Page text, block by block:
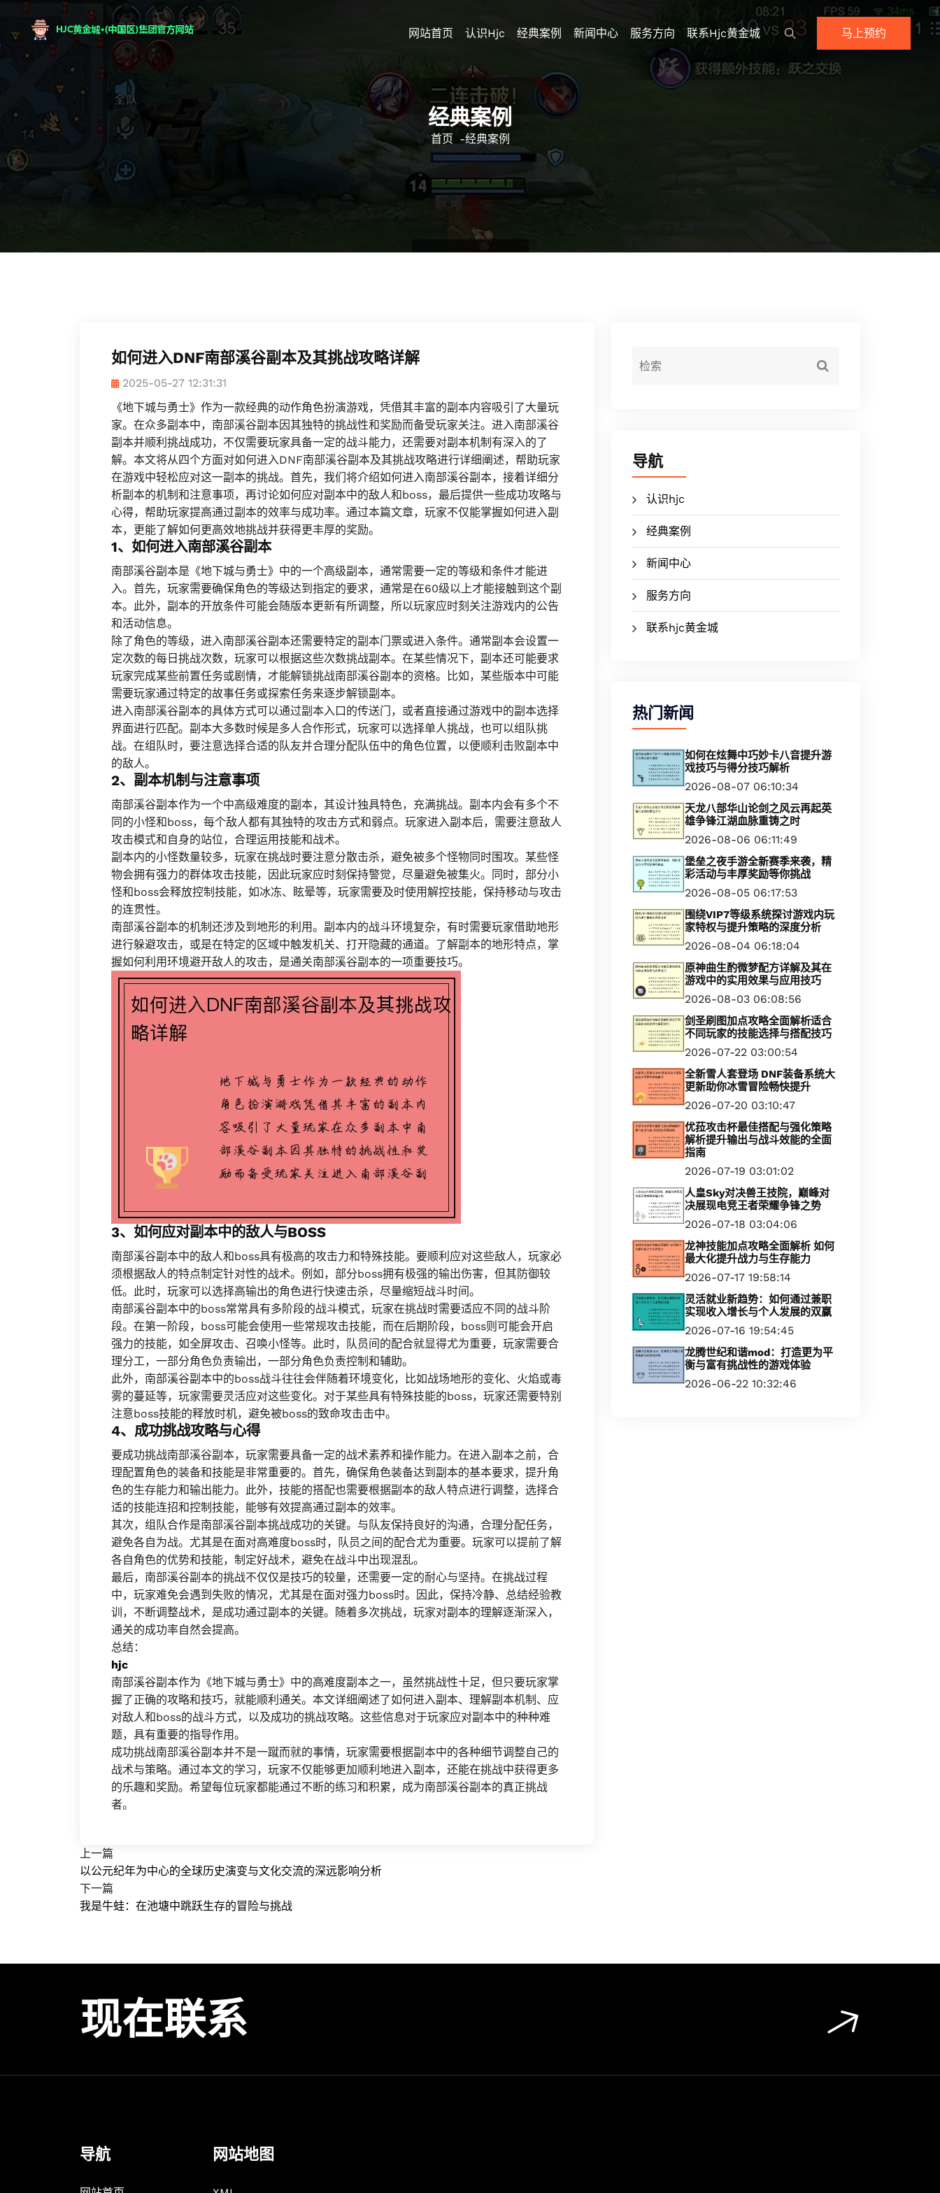
网站首页 认识hjc 经典案例 新闻中心 服务方向 联系hjc黄金城 马上预约
经典案例
首页 -经典案例
如何进入DNF南部溪谷副本及其挑战攻略详解
2025-05-27 12:31:31
《地下城与勇士》作为一款经典的动作角色扮演游戏，凭借其丰富的副本内容吸引了大量玩
家。在众多副本中，南部溪谷副本因其独特的挑战性和奖励而备受玩家关注。进入南部溪谷
副本并顺利挑战成功，不仅需要玩家具备一定的战斗能力，还需要对副本机制有深入的了
解。本文将从四个方面对如何进入DNF南部溪谷副本及其挑战攻略进行详细阐述，帮助玩家
在游戏中轻松应对这一副本的挑战。首先，我们将介绍如何进入南部溪谷副本，接着详细分
析副本的机制和注意事项，再讨论如何应对副本中的敌人和boss，最后提供一些成功攻略与
心得，帮助玩家提高通过副本的效率与成功率。通过本篇文章，玩家不仅能掌握如何进入副
本，更能了解如何更高效地挑战并获得更丰厚的奖励。
1、如何进入南部溪谷副本
南部溪谷副本是《地下城与勇士》中的一个高级副本，通常需要一定的等级和条件才能进
入。首先，玩家需要确保角色的等级达到指定的要求，通常是在60级以上才能接触到这个副
本。此外，副本的开放条件可能会随版本更新有所调整，所以玩家应时刻关注游戏内的公告
和活动信息。
除了角色的等级，进入南部溪谷副本还需要特定的副本门票或进入条件。通常副本会设置一
定次数的每日挑战次数，玩家可以根据这些次数挑战副本。在某些情况下，副本还可能要求
玩家完成某些前置任务或剧情，才能解锁挑战南部溪谷副本的资格。比如，某些版本中可能
需要玩家通过特定的故事任务或探索任务来逐步解锁副本。
进入南部溪谷副本的具体方式可以通过副本入口的传送门，或者直接通过游戏中的副本选择
界面进行匹配。副本大多数时候是多人合作形式，玩家可以选择单人挑战，也可以组队挑
战。在组队时，要注意选择合适的队友并合理分配队伍中的角色位置，以便顺利击败副本中
的敌人。
2、副本机制与注意事项
南部溪谷副本作为一个中高级难度的副本，其设计独具特色，充满挑战。副本内会有多个不
同的小怪和boss，每个敌人都有其独特的攻击方式和弱点。玩家进入副本后，需要注意敌人
攻击模式和自身的站位，合理运用技能和战术。
副本内的小怪数量较多，玩家在挑战时要注意分散击杀，避免被多个怪物同时围攻。某些怪
物会拥有强力的群体攻击技能，因此玩家应时刻保持警觉，尽量避免被集火。同时，部分小
怪和boss会释放控制技能，如冰冻、眩晕等，玩家需要及时使用解控技能，保持移动与攻击
的连贯性。
南部溪谷副本的机制还涉及到地形的利用。副本内的战斗环境复杂，有时需要玩家借助地形
进行躲避攻击，或是在特定的区域中触发机关、打开隐藏的通道。了解副本的地形特点，掌
握如何利用环境避开敌人的攻击，是通关南部溪谷副本的一项重要技巧。
3、如何应对副本中的敌人与BOSS
南部溪谷副本中的敌人和boss具有极高的攻击力和特殊技能。要顺利应对这些敌人，玩家必
须根据敌人的特点制定针对性的战术。例如，部分boss拥有极强的输出伤害，但其防御较
低。此时，玩家可以选择高输出的角色进行快速击杀，尽量缩短战斗时间。
南部溪谷副本中的boss常常具有多阶段的战斗模式，玩家在挑战时需要适应不同的战斗阶
段。在第一阶段，boss可能会使用一些常规攻击技能，而在后期阶段，boss则可能会开启
强力的技能，如全屏攻击、召唤小怪等。此时，队员间的配合就显得尤为重要，玩家需要合
理分工，一部分角色负责输出，一部分角色负责控制和辅助。
此外，南部溪谷副本中的boss战斗往往会伴随着环境变化，比如战场地形的变化、火焰或毒
雾的蔓延等，玩家需要灵活应对这些变化。对于某些具有特殊技能的boss，玩家还需要特别
注意boss技能的释放时机，避免被boss的致命攻击击中。
4、成功挑战攻略与心得
要成功挑战南部溪谷副本，玩家需要具备一定的战术素养和操作能力。在进入副本之前，合
理配置角色的装备和技能是非常重要的。首先，确保角色装备达到副本的基本要求，提升角
色的生存能力和输出能力。此外，技能的搭配也需要根据副本的敌人特点进行调整，选择合
适的技能连招和控制技能，能够有效提高通过副本的效率。
其次，组队合作是南部溪谷副本挑战成功的关键。与队友保持良好的沟通，合理分配任务，
避免各自为战。尤其是在面对高难度boss时，队员之间的配合尤为重要。玩家可以提前了解
各自角色的优势和技能，制定好战术，避免在战斗中出现混乱。
最后，南部溪谷副本的挑战不仅仅是技巧的较量，还需要一定的耐心与坚持。在挑战过程
中，玩家难免会遇到失败的情况，尤其是在面对强力boss时。因此，保持冷静、总结经验教
训，不断调整战术，是成功通过副本的关键。随着多次挑战，玩家对副本的理解逐渐深入，
通关的成功率自然会提高。
总结：
hjc
南部溪谷副本作为《地下城与勇士》中的高难度副本之一，虽然挑战性十足，但只要玩家掌
握了正确的攻略和技巧，就能顺利通关。本文详细阐述了如何进入副本、理解副本机制、应
对敌人和boss的战斗方式，以及成功的挑战攻略。这些信息对于玩家应对副本中的种种难
题，具有重要的指导作用。
成功挑战南部溪谷副本并不是一蹴而就的事情，玩家需要根据副本中的各种细节调整自己的
战术与策略。通过本文的学习，玩家不仅能够更加顺利地进入副本，还能在挑战中获得更多
的乐趣和奖励。希望每位玩家都能通过不断的练习和积累，成为南部溪谷副本的真正挑战
者。
上一篇
以公元纪年为中心的全球历史演变与文化交流的深远影响分析
下一篇
我是牛蛙：在池塘中跳跃生存的冒险与挑战
导航
认识hjc
经典案例
新闻中心
服务方向
联系hjc黄金城
热门新闻
如何在炫舞中巧妙卡八音提升游
戏技巧与得分技巧解析
2026-08-07 06:10:34
天龙八部华山论剑之风云再起英
雄争锋江湖血脉重铸之时
2026-08-06 06:11:49
堡垒之夜手游全新赛季来袭，精
彩活动与丰厚奖励等你挑战
2026-08-05 06:17:53
围绕VIP7等级系统探讨游戏内玩
家特权与提升策略的深度分析
2026-08-04 06:18:04
原神曲生酌微梦配方详解及其在
游戏中的实用效果与应用技巧
2026-08-03 06:08:56
剑圣刷图加点攻略全面解析适合
不同玩家的技能选择与搭配技巧
2026-07-22 03:00:54
全新雪人套登场 DNF装备系统大
更新助你冰雪冒险畅快提升
2026-07-20 03:10:47
优菈攻击杯最佳搭配与强化策略
解析提升输出与战斗效能的全面
指南
2026-07-19 03:01:02
人皇Sky对决兽王技院，巅峰对
决展现电竞王者荣耀争锋之势
2026-07-18 03:04:06
龙神技能加点攻略全面解析 如何
最大化提升战力与生存能力
2026-07-17 19:58:14
灵活就业新趋势：如何通过兼职
实现收入增长与个人发展的双赢
2026-07-16 19:54:45
龙腾世纪和谐mod：打造更为平
衡与富有挑战性的游戏体验
2026-06-22 10:32:46
现在联系
导航 网站地图